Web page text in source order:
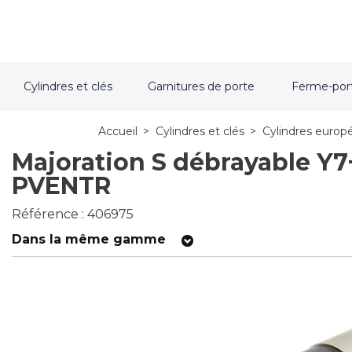
Cylindres et clés Garnitures de porte Ferme-
Accueil > Cylindres et clés > Cylindres
Majoration S débrayable
PVENTR
Référence : 406975
Dans la même gamme